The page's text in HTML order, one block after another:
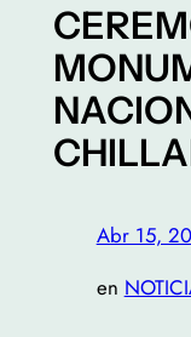
Abr 15,
en